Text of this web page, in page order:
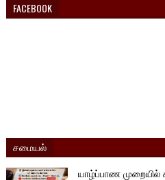
FACEBOOK
சமையல்
யாழ்ப்பாண முறையில்